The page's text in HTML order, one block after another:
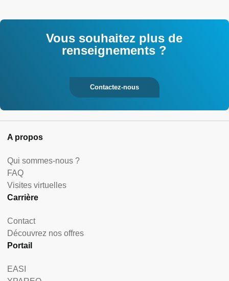
Vous souhaitez plus de
renseignements ?
Contactez-nous
A propos
Qui sommes-nous ?
FAQ
Visites virtuelles
Carrière
Contact
Découvrez nos offres
Portail
EASI